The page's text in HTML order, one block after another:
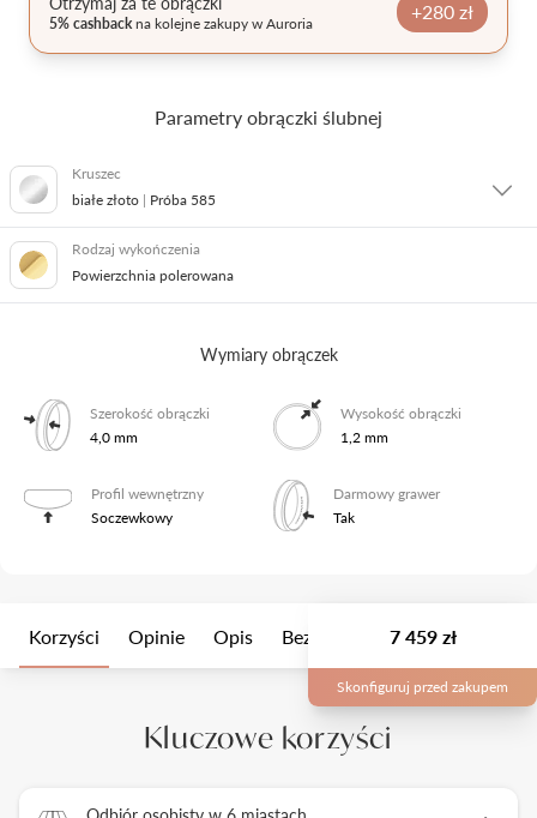
Pielęgnacja biżuterii
5% cashbackna kolejne zakupy w Auroria +280 zł
Parametry obrączki ślubnej
Kruszec
białe złoto | Próba 585
żółte złoto|Próba 585
białe złoto|Próba 585
Rodzaj wykończenia
Powierzchnia polerowana
Wymiary obrączek
Szerokość obrączki
4,0 mm
Wysokość obrączki
1,2 mm
Profil wewnętrzny
Soczewkowy
Darmowy grawer
Tak
Korzyści Opinie Opis Bezszwowe Opakowanie
7 459 zł
Skonfiguruj przed zakupem
Kluczowe korzyści